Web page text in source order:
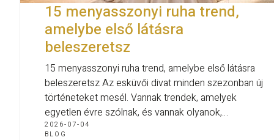
15 menyasszonyi ruha trend,
amelybe első látásra
beleszeretsz
15 menyasszonyi ruha trend, amelybe első látásra
beleszeretsz Az esküvői divat minden szezonban új
történeteket mesél. Vannak trendek, amelyek
egyetlen évre szólnak, és vannak olyanok,…
2026-07-04
BLOG